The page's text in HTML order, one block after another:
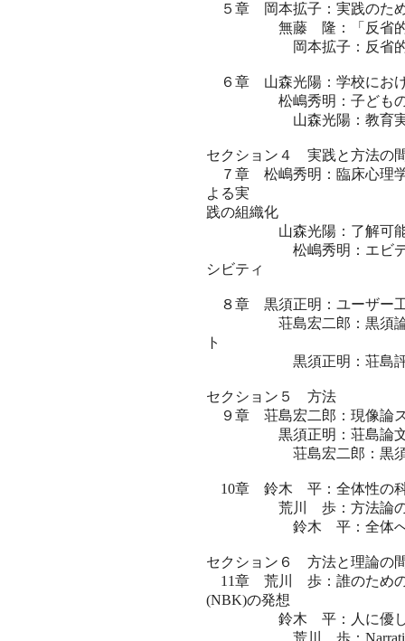
５章 岡本拡子：実践のた
無藤 隆：「反省的実践
岡本拡子：反省的実
６章 山森光陽：学校にお
松嶋秀明：子どもの姿
山森光陽：教育実践
セクション４ 実践と方法の
７章 松嶋秀明：臨床心理
よる実
践の組織化
山森光陽：了解可能性
松嶋秀明：エビデンス
シビティ
８章 黒須正明：ユーザー
荘島宏二郎：黒須論考
ト
黒須正明：荘島評
セクション５ 方法
９章 荘島宏二郎：現像論
黒須正明：荘島論文「
荘島宏二郎：黒須コ
10章 鈴木 平：全体性の科
荒川 歩：方法論の輸
鈴木 平：全体へのア
セクション６ 方法と理論の
11章 荒川 歩：誰のための
(NBK)の発想
鈴木 平：人に優しい
荒川 歩：Narrative-